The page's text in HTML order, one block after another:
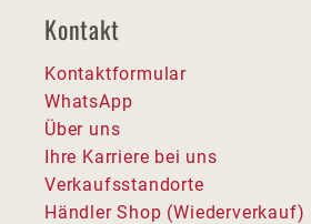
Kontakt
Kontaktformular
WhatsApp
Über uns
Ihre Karriere bei uns
Verkaufsstandorte
Händler Shop (Wiederverkauf)